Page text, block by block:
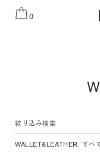
らせ 2026
0
絞り込み検索
WALLET&LEATHER, すべ